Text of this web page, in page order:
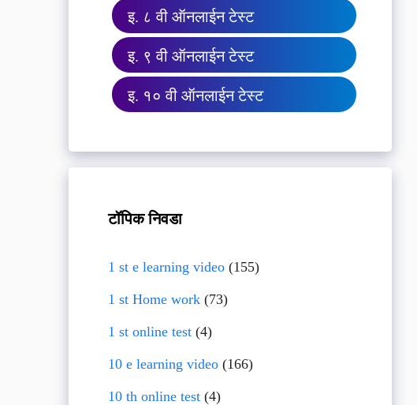
इ. ८ वी ऑनलाईन टेस्ट
इ. ९ वी ऑनलाईन टेस्ट
इ. १० वी ऑनलाईन टेस्ट
टॉपिक निवडा
1 st e learning video(155)
1 st Home work(73)
1 st online test(4)
10 e learning video(166)
10 th online test(4)